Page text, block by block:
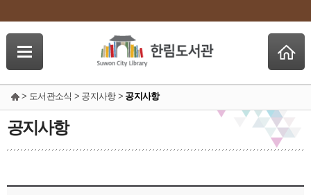
> 도서관소식 > 공지사항 > 공지사항
공지사항